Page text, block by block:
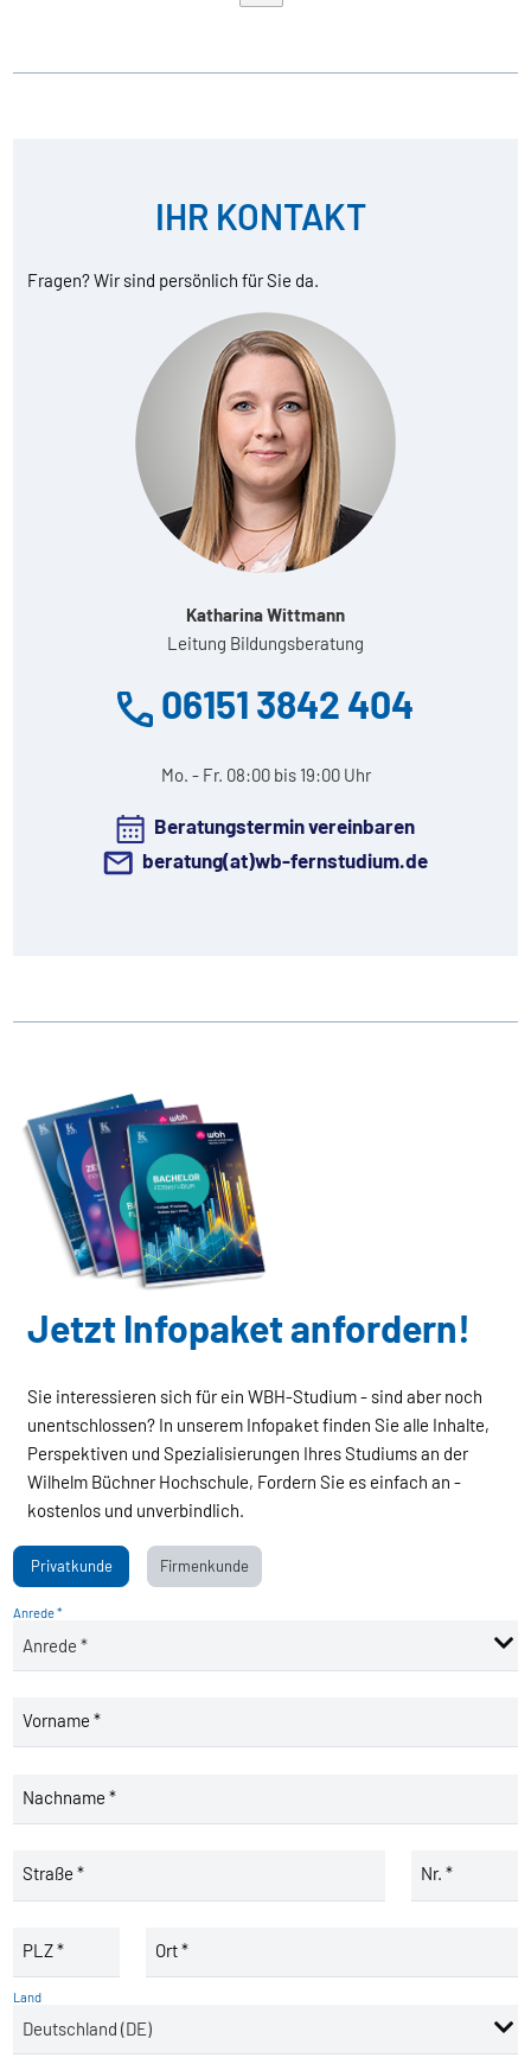
IHR KONTAKT
Fragen? Wir sind persönlich für Sie da.
Katharina Wittmann
Leitung Bildungsberatung
06151 3842 404
Mo. - Fr. 08:00 bis 19:00 Uhr
Beratungstermin vereinbaren
beratung(at)wb-fernstudium.de
Jetzt Infopaket anfordern!
Sie interessieren sich für ein WBH-Studium - sind aber noch
unentschlossen? In unserem Infopaket finden Sie alle Inhalte,
Perspektiven und Spezialisierungen Ihres Studiums an der
Wilhelm Büchner Hochschule, Fordern Sie es einfach an -
kostenlos und unverbindlich.
Privatkunde Firmenkunde
Anrede *
Vorname *
Nachname *
Straße * Nr. *
PLZ * Ort *
Land